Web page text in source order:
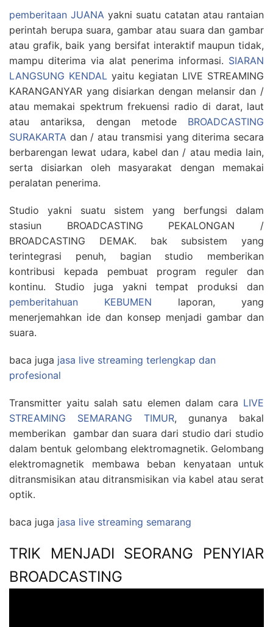
pemberitaan JUANA yakni suatu catatan atau rantaian
perintah berupa suara, gambar atau suara dan gambar
atau grafik, baik yang bersifat interaktif maupun tidak,
mampu diterima via alat penerima informasi. SIARAN
LANGSUNG KENDAL yaitu kegiatan LIVE STREAMING
KARANGANYAR yang disiarkan dengan melansir dan /
atau memakai spektrum frekuensi radio di darat, laut
atau antariksa, dengan metode BROADCASTING
SURAKARTA dan / atau transmisi yang diterima secara
berbarengan lewat udara, kabel dan / atau media lain,
serta disiarkan oleh masyarakat dengan memakai
peralatan penerima.
Studio yakni suatu sistem yang berfungsi dalam
stasiun BROADCASTING PEKALONGAN /
BROADCASTING DEMAK. bak subsistem yang
terintegrasi penuh, bagian studio memberikan
kontribusi kepada pembuat program reguler dan
kontinu. Studio juga yakni tempat produksi dan
pemberitahuan KEBUMEN laporan, yang
menerjemahkan ide dan konsep menjadi gambar dan
suara.
baca juga jasa live streaming terlengkap dan
profesional
Transmitter yaitu salah satu elemen dalam cara LIVE
STREAMING SEMARANG TIMUR, gunanya bakal
memberikan gambar dan suara dari studio dari studio
dalam bentuk gelombang elektromagnetik. Gelombang
elektromagnetik membawa beban kenyataan untuk
ditransmisikan atau ditransmisikan via kabel atau serat
optik.
baca juga jasa live streaming semarang
TRIK MENJADI SEORANG PENYIAR
BROADCASTING